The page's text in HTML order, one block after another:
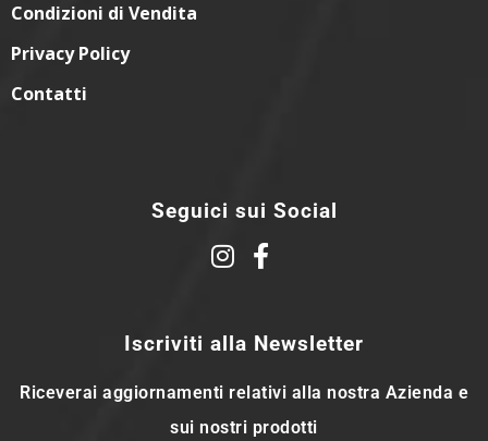
Condizioni di Vendita
Privacy Policy
Contatti
Seguici sui Social
Iscriviti alla Newsletter
Riceverai aggiornamenti relativi alla nostra Azienda e
sui nostri prodotti